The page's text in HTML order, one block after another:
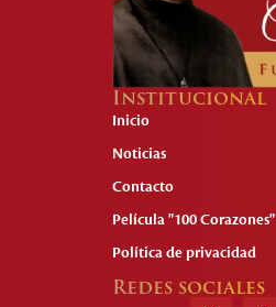
Institucional
Inicio
Noticias
Contacto
Película "100 Corazones"
Política de privacidad
Redes sociales